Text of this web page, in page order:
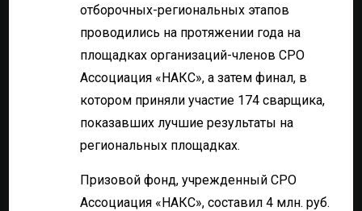
отборочных-региональных этапов
проводились на протяжении года на
площадках организаций-членов СРО
Ассоциация «НАКС», а затем финал, в
котором приняли участие 174 сварщика,
показавших лучшие результаты на
региональных площадках.
Призовой фонд, учрежденный СРО
Ассоциация «НАКС», составил 4 млн. руб.